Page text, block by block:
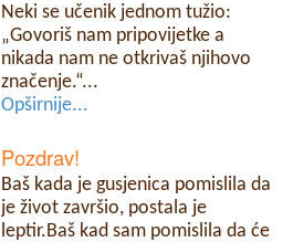
Neki se učenik jednom tužio:
„Govoriš nam pripovijetke a
nikada nam ne otkrivaš njihovo
značenje.“...
Opširnije...
Pozdrav!
Baš kada je gusjenica pomislila da
je život završio, postala je
leptir.Baš kad sam pomislila da će